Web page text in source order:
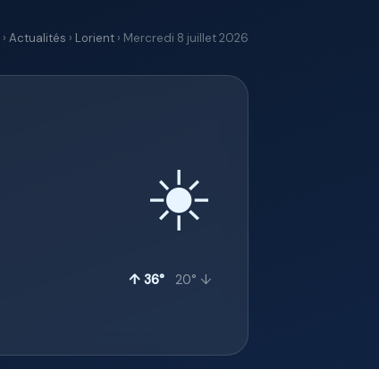
› Actualités › Lorient › Mercredi 8 juillet 2026
☀️
↑ 36° 20° ↓